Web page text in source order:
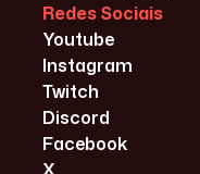
Redes Sociais
Youtube
Instagram
Twitch
Discord
Facebook